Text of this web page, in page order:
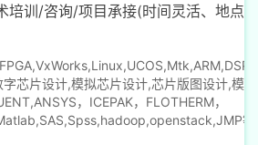
培训/咨询/项目承接(时间灵活、地点
芯片设计,模拟芯片设计,芯片版图设计,模
，ICEPAK，FLOTHERM，
等